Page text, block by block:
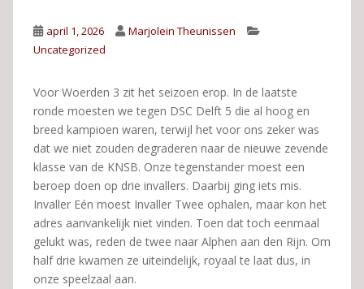
april 1, 2026
Marjolein Theunissen
Uncategorized
Voor Woerden 3 zit het seizoen erop. In de laatste
ronde moesten we tegen DSC Delft 5 die al hoog en
breed kampioen waren, terwijl het voor ons zeker was
dat we niet zouden degraderen naar de nieuwe zevende
klasse van de KNSB. Onze tegenstander moest een
beroep doen op drie invallers. Daarbij ging iets mis.
Invaller Eén moest Invaller Twee ophalen, maar kon het
adres aanvankelijk niet vinden. Toen dat toch eenmaal
gelukt was, reden de twee naar Alphen aan den Rijn. Om
half drie kwamen ze uiteindelijk, royaal te laat dus, in
onze speelzaal aan.